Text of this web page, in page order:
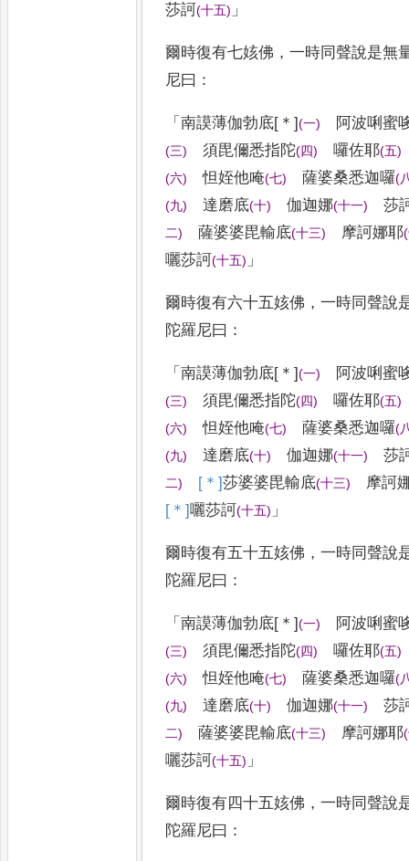
莎訶(十五) 」
爾時復有七姟佛 ，一時同聲說是無
尼曰 ：
「南謨薄伽勃底[＊](一) 阿波唎蜜
(三) 須毘儞悉指陀(四) 囉佐耶(五)
(六) 怛姪他唵(七) 薩婆桑悉迦囉(
(九) 達磨底(十) 伽迦娜(十一) 莎
二) 薩婆婆毘輸底(十三) 摩訶娜耶(
囇莎訶(十五) 」
爾時復有六十五姟佛 ，一時同聲說
陀羅尼曰 ：
「南謨薄伽勃底[＊](一) 阿波唎蜜
(三) 須毘儞悉指陀(四) 囉佐耶(五)
(六) 怛姪他唵(七) 薩婆桑悉迦囉(
(九) 達磨底(十) 伽迦娜(十一) 莎
二) [＊]莎婆婆毘輸底(十三)
摩訶
[＊]囇莎訶(十五) 」
爾時復有五十五姟佛 ，一時同聲說
陀羅尼曰 ：
「南謨薄伽勃底[＊](一) 阿波唎蜜
(三) 須毘儞悉指陀(四) 囉佐耶(五)
(六) 怛姪他唵(七) 薩婆桑悉迦囉(
(九) 達磨底(十) 伽迦娜(十一) 莎
二) 薩婆婆毘輸底(十三) 摩訶娜耶(
囇莎訶(十五) 」
爾時復有四十五姟佛 ，一時同聲說
陀羅尼曰 ：